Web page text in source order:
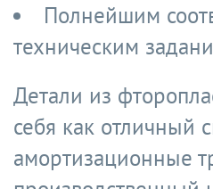
Полнейшим
техническим
Детали из
себя как отличный
амортизационные